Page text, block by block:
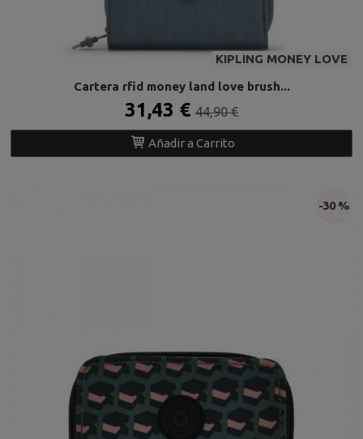
KIPLING MONEY LOVE
Cartera rfid money land love brush...
31,43 € 44,90 €
Añadir a Carrito
-30 %